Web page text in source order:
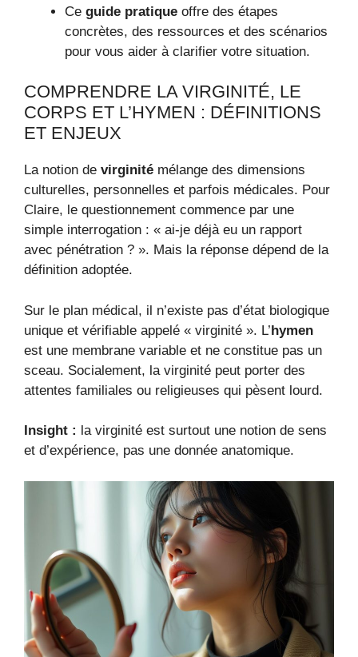
Ce guide pratique offre des étapes
concrètes, des ressources et des scénarios
pour vous aider à clarifier votre situation.
COMPRENDRE LA VIRGINITÉ, LE
CORPS ET L’HYMEN : DÉFINITIONS
ET ENJEUX
La notion de virginité mélange des dimensions
culturelles, personnelles et parfois médicales. Pour
Claire, le questionnement commence par une
simple interrogation : « ai-je déjà eu un rapport
avec pénétration ? ». Mais la réponse dépend de la
définition adoptée.
Sur le plan médical, il n’existe pas d’état biologique
unique et vérifiable appelé « virginité ». L’hymen
est une membrane variable et ne constitue pas un
sceau. Socialement, la virginité peut porter des
attentes familiales ou religieuses qui pèsent lourd.
Insight : la virginité est surtout une notion de sens
et d’expérience, pas une donnée anatomique.